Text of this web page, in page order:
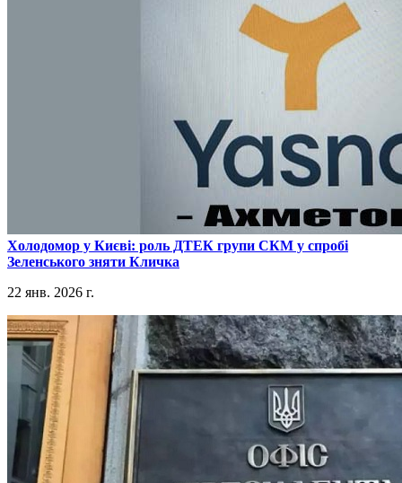
​Холодомор у Києві: роль ДТЕК групи СКМ у спробі
Зеленського зняти Кличка
22 янв. 2026 г.